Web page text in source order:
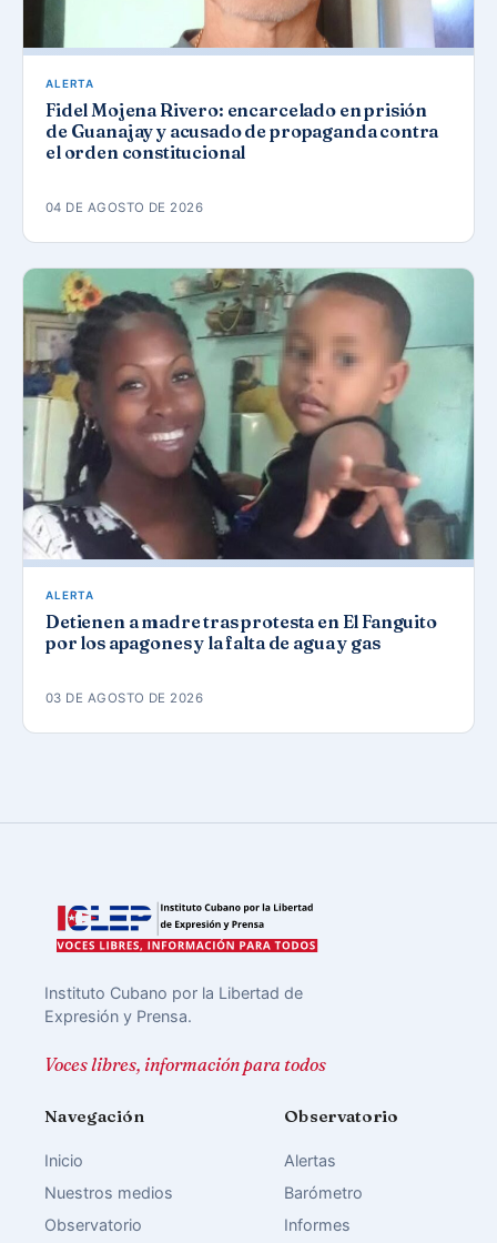
ALERTA
Fidel Mojena Rivero: encarcelado en prisión
de Guanajay y acusado de propaganda contra
el orden constitucional
04 DE AGOSTO DE 2026
ALERTA
Detienen a madre tras protesta en El Fanguito
por los apagones y la falta de agua y gas
03 DE AGOSTO DE 2026
Instituto Cubano por la Libertad de
Expresión y Prensa.
Voces libres, información para todos
Navegación
Inicio
Nuestros medios
Observatorio
Observatorio
Alertas
Barómetro
Informes